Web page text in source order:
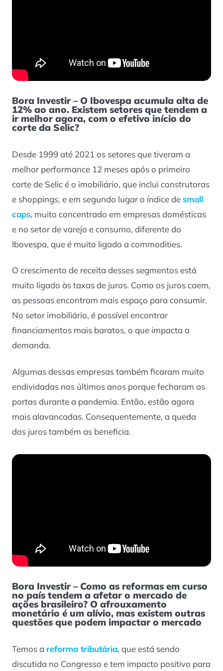
Bora Investir – O Ibovespa acumula alta de
12% ao ano. Existem setores que tendem a
ir melhor agora, com o efetivo início do
corte da Selic?
Desde 1999 até 2021 os setores que tiveram a
melhor performance 12 meses após o primeiro
corte de Selic é o imobiliário, que inclui construtoras
e shoppings, e em segundo lugar o índice desmall
caps, muito concentrado em empresas domésticas
e no setor de varejo e consumo, diferente do
Ibovespa, que é muito ligado a commodities.
O crescimento de receita desses segmentos está
muito ligado às taxas de juros. Como os juros caem,
as pessoas encontram mais espaço para consumir.
No setor imobiliário, é possível encontrar
financiamentos mais baratos, o que impacta a
demanda.
Algumas dessas empresas também ficaram muito
endividadas nos últimos anos porque fecharam as
portas durante a pandemia. Então, estão agora
mais alavancadas. Consequentemente, a queda
dos juros também as beneficia.
Bora Investir – Como as reformas em curso
no país tendem a afetar o mercado de
ações brasileiro? O afrouxamento
monetário é um alívio, mas existem outras
questões que podem impactar o mercado
Temos a reforma tributária, que está sendo
discutida no Congresso e tem impacto positivo para